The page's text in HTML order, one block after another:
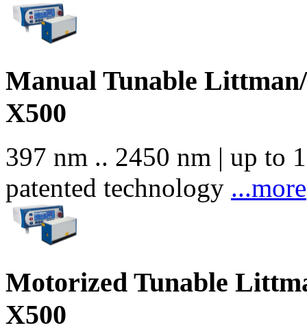
Manual Tunable
X500
397 nm .. 2450 nm | up to
patented technology ...more
Motorized Tunable
X500